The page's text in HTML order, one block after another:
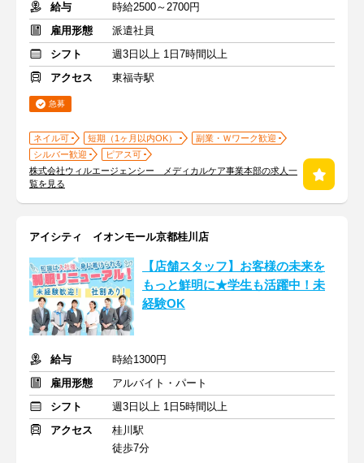
給与
時給2500～2700円
雇用形態
派遣社員
シフト
週3日以上 1日7時間以上
アクセス
東福寺駅
急募
ネイル可 短期（1ヶ月以内OK）
副業・Ｗワーク歓迎
シルバー歓迎
ピアス可
株式会社ウィルエージェンシー メディカルケア事業本部の求人一
覧を見る
アイシティ イオンモール京都桂川店
【店舗スタッフ】お客様の未来を
もっと鮮明に★学生も活躍中！未
経験OK
給与
時給1300円
雇用形態
アルバイト・パート
シフト
週3日以上 1日5時間以上
アクセス
桂川駅
徒歩7分